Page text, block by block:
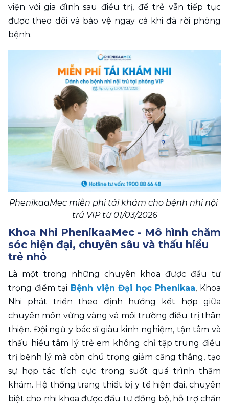
viện với gia đình sau điều trị, để trẻ vẫn tiếp tục
được theo dõi và bảo vệ ngay cả khi đã rời phòng
bệnh.
PhenikaaMec miễn phí tái khám cho bệnh nhi nội
trú VIP từ 01/03/2026
Khoa Nhi PhenikaaMec - Mô hình chăm
sóc hiện đại, chuyên sâu và thấu hiểu
trẻ nhỏ
Là một trong những chuyên khoa được đầu tư
trọng điểm tại Bệnh viện Đại học Phenikaa, Khoa
Nhi phát triển theo định hướng kết hợp giữa
chuyên môn vững vàng và môi trường điều trị thân
thiện. Đội ngũ y bác sĩ giàu kinh nghiệm, tận tâm và
thấu hiểu tâm lý trẻ em không chỉ tập trung điều
trị bệnh lý mà còn chú trọng giảm căng thẳng, tạo
sự hợp tác tích cực trong suốt quá trình thăm
khám. Hệ thống trang thiết bị y tế hiện đại, chuyên
biệt cho nhi khoa được đầu tư đồng bộ, hỗ trợ chẩn